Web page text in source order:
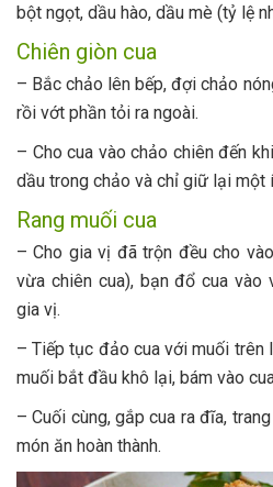
bột ngọt, dầu hào, dầu mè (tỷ lệ
Chiên giòn cua
– Bắc chảo lên bếp, đợi chảo
rồi vớt phần tỏi ra ngoài.
– Cho cua vào chảo chiên đến
dầu trong chảo và chỉ giữ lại một
Rang muối cua
– Cho gia vị đã trộn đều cho
vừa chiên cua), bạn đổ cua vào
gia vị.
– Tiếp tục đảo cua với muối trên
muối bắt đầu khô lại, bám vào
– Cuối cùng, gắp cua ra đĩa,
món ăn hoàn thành.